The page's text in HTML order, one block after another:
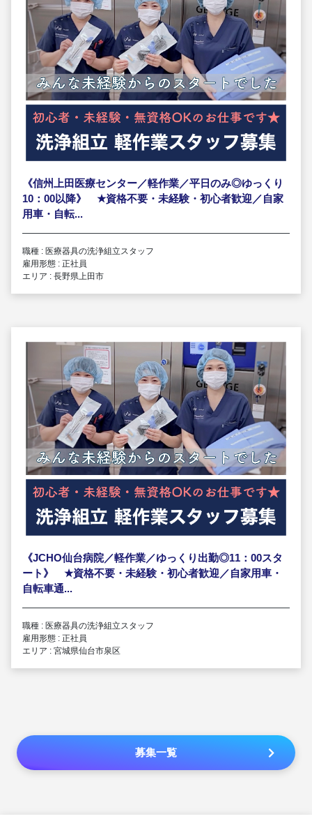
《信州上田医療センター／軽作業／平日のみ◎ゆっくり
10：00以降》 ★資格不要・未経験・初心者歓迎／自家
用車・自転...
職種 : 医療器具の洗浄組立スタッフ
雇用形態 : 正社員
エリア : 長野県上田市
《JCHO仙台病院／軽作業／ゆっくり出勤◎11：00スタ
ート》 ★資格不要・未経験・初心者歓迎／自家用車・
自転車通...
職種 : 医療器具の洗浄組立スタッフ
雇用形態 : 正社員
エリア : 宮城県仙台市泉区
募集一覧